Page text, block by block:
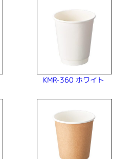
KMR-360 ホワイト